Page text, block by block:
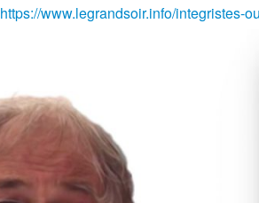
https://www.legrandsoir.info/integristes-